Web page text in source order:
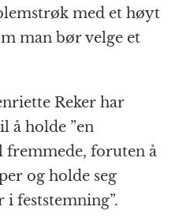
med et høyt
man bør velge et
Reker har
å holde ”en
fremmede, foruten å
og holde seg
i feststemning”.